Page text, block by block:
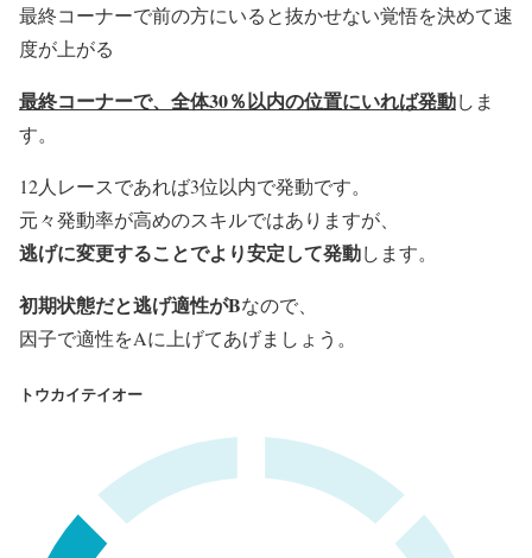
最終コーナーで前の方にいると抜かせない覚悟を決めて速
度が上がる
最終コーナーで、全体30％以内の位置にいれば発動しま
す。
12人レースであれば3位以内で発動です。
元々発動率が高めのスキルではありますが、
逃げに変更することでより安定して発動します。
初期状態だと逃げ適性がBなので、
因子で適性をAに上げてあげましょう。
トウカイテイオー